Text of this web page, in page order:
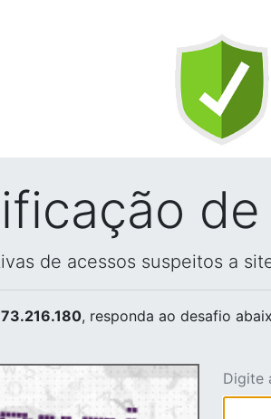
de acessos suspeitos a
, responda ao desafio
Digite